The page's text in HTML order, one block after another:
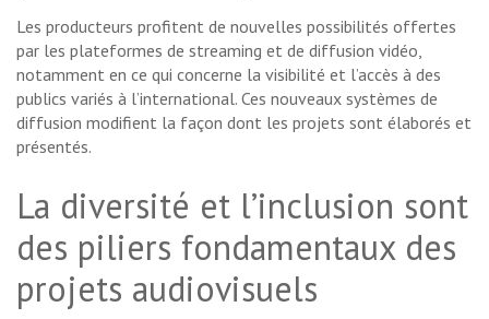
Les producteurs profitent de nouvelles possibilités offertes
par les plateformes de streaming et de diffusion vidéo,
notamment en ce qui concerne la visibilité et l’accès à des
publics variés à l’international. Ces nouveaux systèmes de
diffusion modifient la façon dont les projets sont élaborés et
présentés.
La diversité et l’inclusion sont
des piliers fondamentaux des
projets audiovisuels